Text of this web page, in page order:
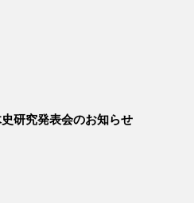
研究発表会のお知らせ